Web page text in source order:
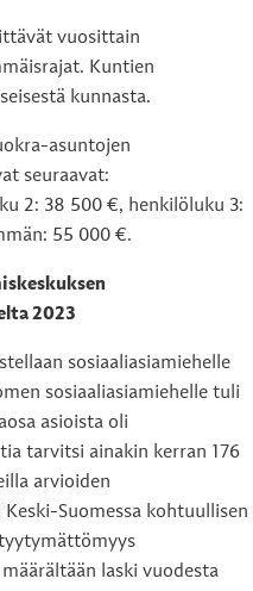
vuosittain
Kuntien
kunnasta.
asuntojen
seuraavat:
2: 38 500 €, henkilöluku 3:
55 000 €.
2023
sosiaaliasiamiehelle
sosiaaliasiamiehelle tuli
asioista oli
tarvitsi ainakin kerran 176
arvioiden
Suomessa kohtuullisen
laski vuodesta